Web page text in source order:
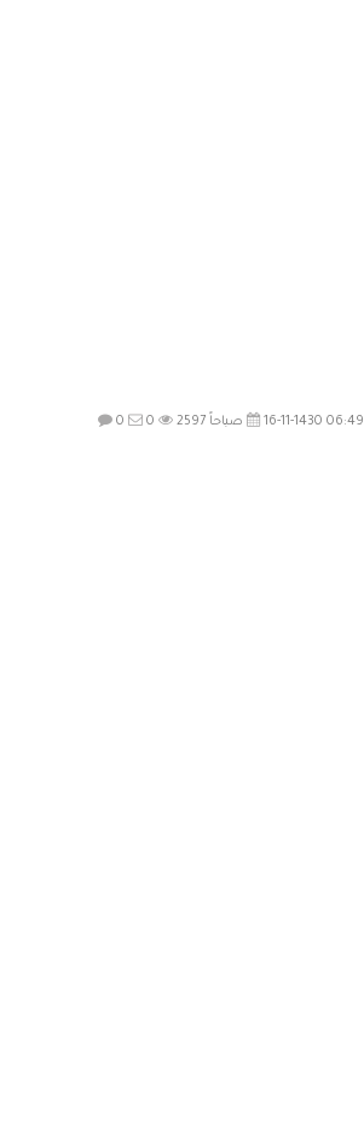
16-11-1430 06:49 صباحاً 0 0 2597